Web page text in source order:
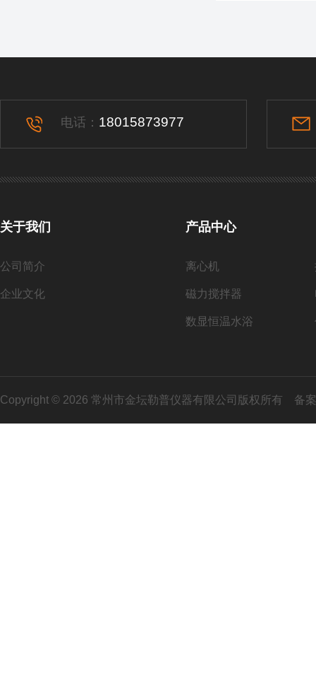
电话： 18015873977
关于我们
公司简介
企业文化
产品中心
离心机
磁力搅拌器
数显恒温水浴
Copyright © 2026 常州市金坛勒普仪器有限公司版权所有 备